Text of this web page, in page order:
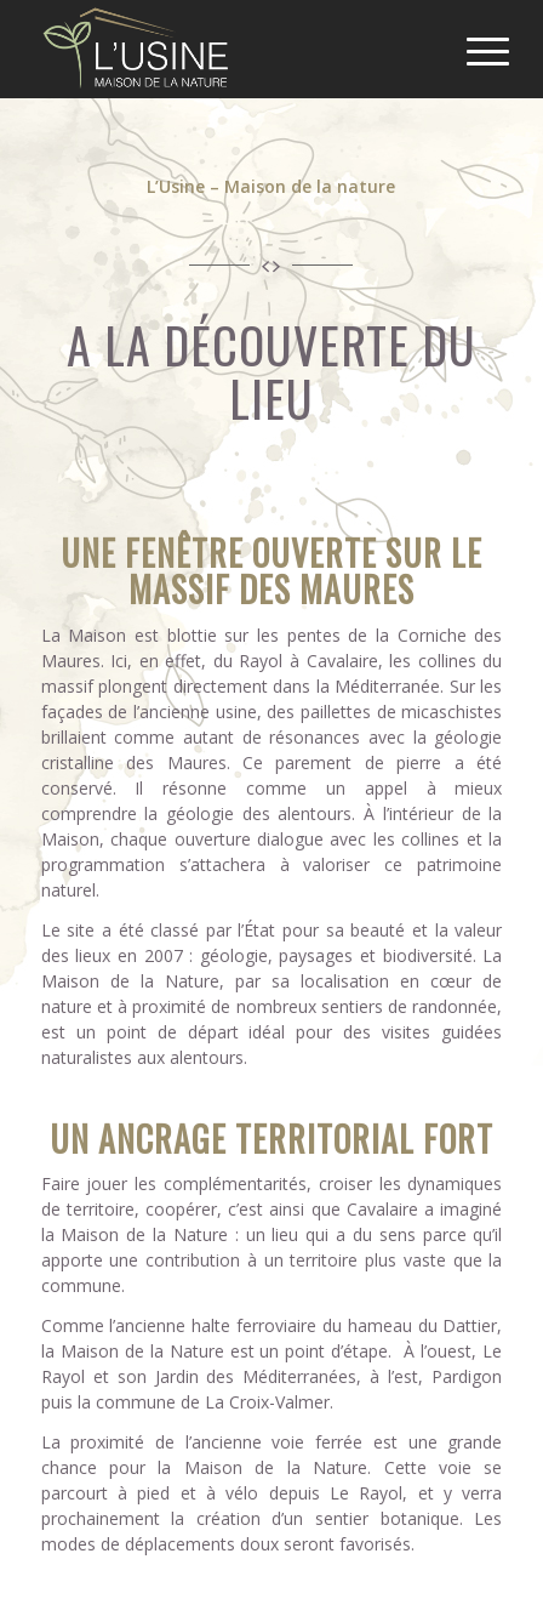
L’Usine – Maison de la nature
A LA DÉCOUVERTE DU
LIEU
UNE FENÊTRE OUVERTE SUR LE
MASSIF DES MAURES
La Maison est blottie sur les pentes de la Corniche des
Maures. Ici, en effet, du Rayol à Cavalaire, les collines du
massif plongent directement dans la Méditerranée. Sur les
façades de l’ancienne usine, des paillettes de micaschistes
brillaient comme autant de résonances avec la géologie
cristalline des Maures. Ce parement de pierre a été
conservé. Il résonne comme un appel à mieux
comprendre la géologie des alentours. À l’intérieur de la
Maison, chaque ouverture dialogue avec les collines et la
programmation s’attachera à valoriser ce patrimoine
naturel.
Le site a été classé par l’État pour sa beauté et la valeur
des lieux en 2007 : géologie, paysages et biodiversité. La
Maison de la Nature, par sa localisation en cœur de
nature et à proximité de nombreux sentiers de randonnée,
est un point de départ idéal pour des visites guidées
naturalistes aux alentours.
UN ANCRAGE TERRITORIAL FORT
Faire jouer les complémentarités, croiser les dynamiques
de territoire, coopérer, c’est ainsi que Cavalaire a imaginé
la Maison de la Nature : un lieu qui a du sens parce qu’il
apporte une contribution à un territoire plus vaste que la
commune.
Comme l’ancienne halte ferroviaire du hameau du Dattier,
la Maison de la Nature est un point d’étape. À l’ouest, Le
Rayol et son Jardin des Méditerranées, à l’est, Pardigon
puis la commune de La Croix-Valmer.
La proximité de l’ancienne voie ferrée est une grande
chance pour la Maison de la Nature. Cette voie se
parcourt à pied et à vélo depuis Le Rayol, et y verra
prochainement la création d’un sentier botanique. Les
modes de déplacements doux seront favorisés.